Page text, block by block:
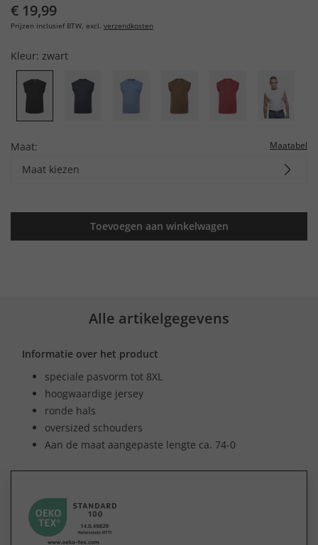
€ 19,99
Prijzen inclusief BTW, excl. verzendkosten
Kleur: zwart
Maat: Maatabel
Maat kiezen
Toevoegen aan winkelwagen
Alle artikelgegevens
Informatie over het product
speciale pasvorm tot 8XL
hoogwaardige jersey
ronde hals
oversized schouders
Aan de maat aangepaste lengte ca. 74-0